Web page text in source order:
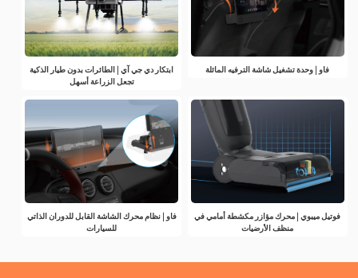
ابتكار دي جي آي | الطائرات بدون طيار الذكية
تجعل الزراعة أسهل
فاو | وحدة تشغيل شاشة الترفيه المائلة
فاو | نظام محرك الشاشة القابل للدوران الذاتي
للسيارات
فوتيل ميبوي | محرك مؤازر مكشطة أمامي في
منظف الأرضيات